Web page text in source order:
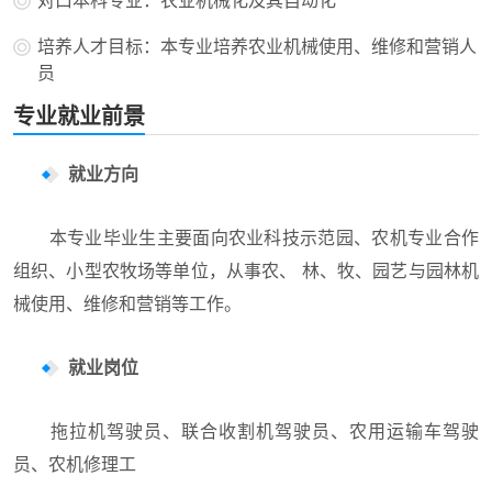
培养人才目标：本专业培养农业机械使用、维修和营销人
员
专业就业前景
就业方向
本专业毕业生主要面向农业科技示范园、农机专业合作
组织、小型农牧场等单位，从事农、 林、牧、园艺与园林机
械使用、维修和营销等工作。
就业岗位
拖拉机驾驶员、联合收割机驾驶员、农用运输车驾驶
员、农机修理工